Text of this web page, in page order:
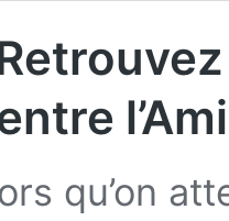
qu’on